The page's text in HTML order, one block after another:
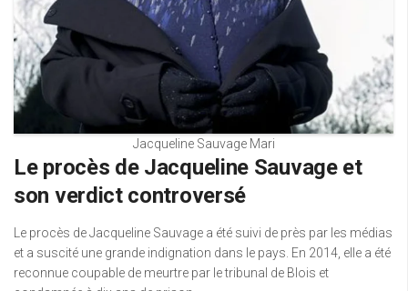
Jacqueline Sauvage Mari
Le procès de Jacqueline Sauvage et
son verdict controversé
Le procès de Jacqueline Sauvage a été suivi de près par les médias
et a suscité une grande indignation dans le pays. En 2014, elle a été
reconnue coupable de meurtre par le tribunal de Blois et